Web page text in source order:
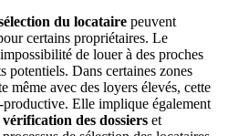
du locataire peuvent
certains propriétaires. Le
de louer à des proches
potentiels. Dans certaines zones
même avec des loyers élevés, cette
Elle implique également
des dossiers et